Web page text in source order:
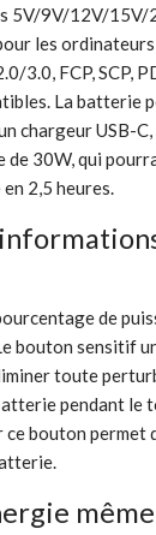
5V/9V/12V/15V/
les
3.0, FCP, SCP,
La batterie
chargeur USB-
de 30W, qui
2,5 heures.
de
bouton sensitif
toute
pendant le
bouton permet